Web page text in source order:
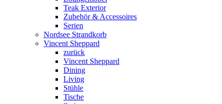
Teak Exterior
Zubehör & Accessoires
Serien
Nordsee Strandkorb
Vincent Sheppard
zurück
Vincent Sheppard
Dining
Living
Stühle
Tische